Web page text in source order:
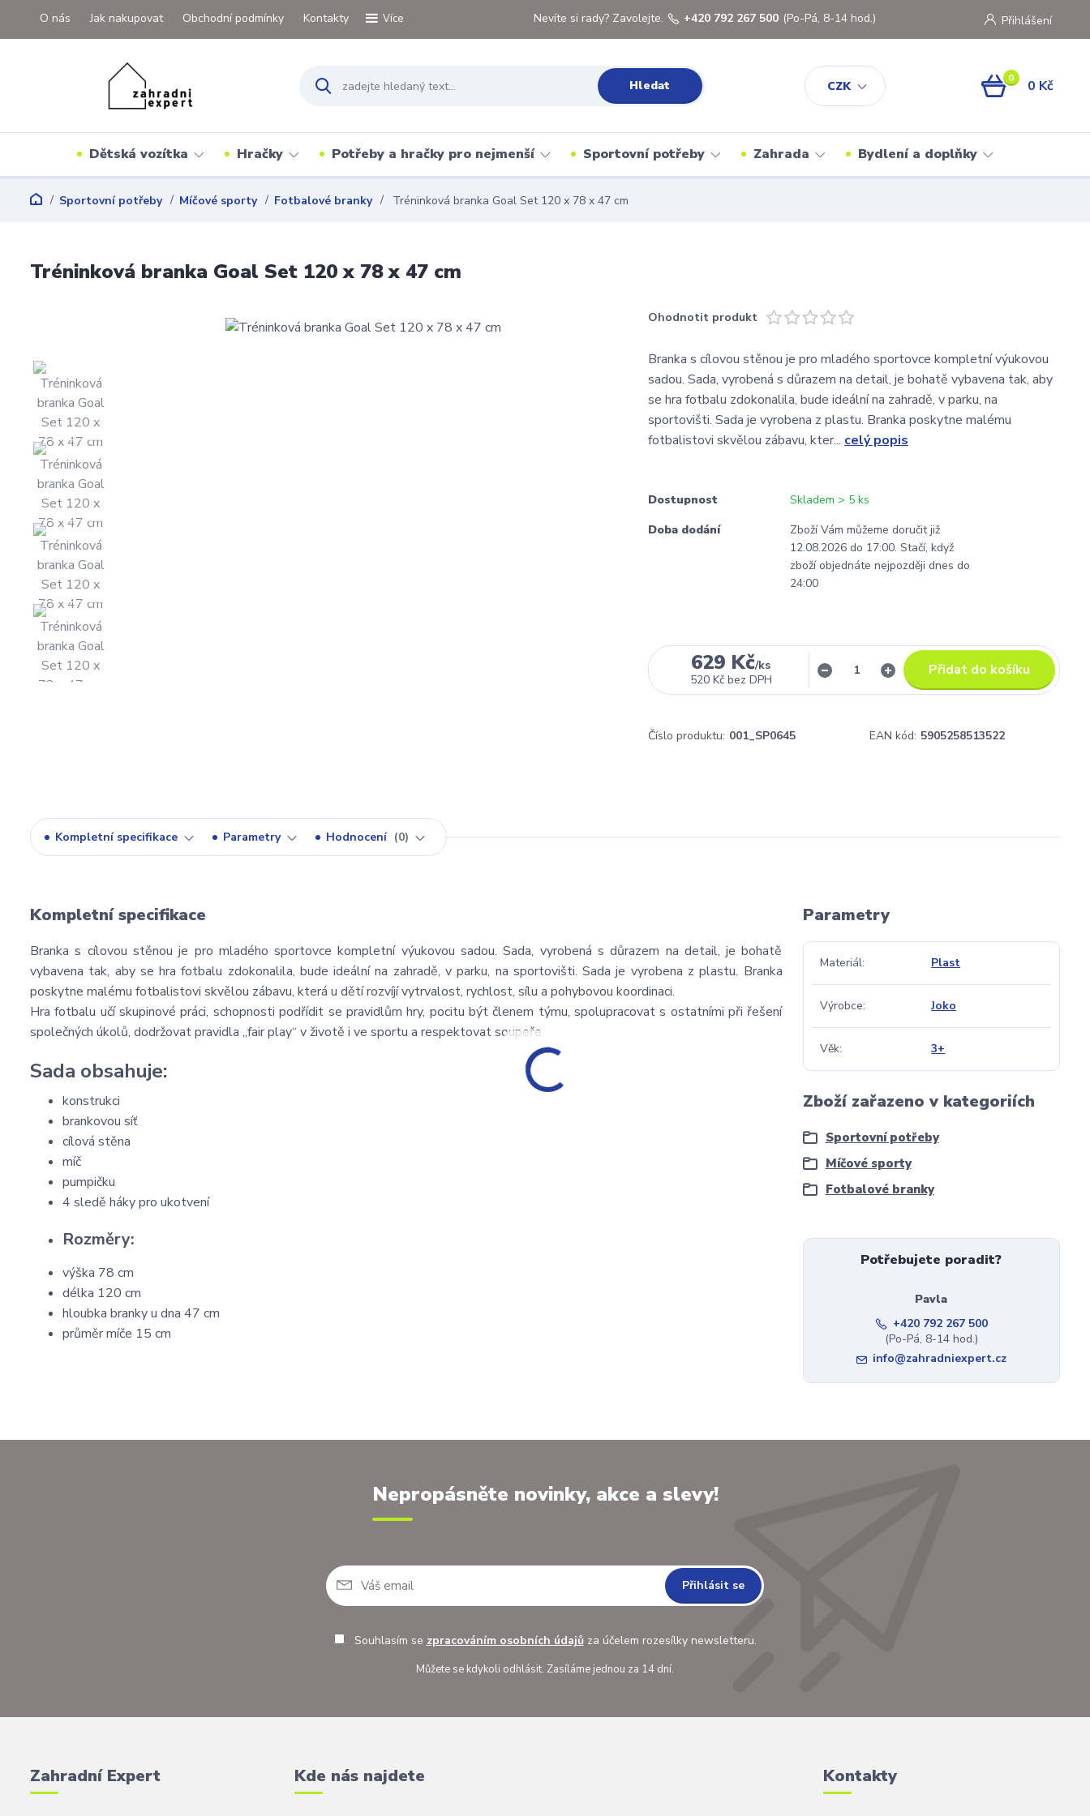
O nás Jak nakupovat Obchodní podmínky Kontakty Více
CZK
Přihlášení
Hledat
Nevíte si rady? Zavolejte. +420 792 267 500 (Po-Pá, 8-14 hod.)
0 0 Kč
Dětská vozítka Hračky Potřeby a hračky pro nejmenší Sportovní potřeby Zahrada Bydlení a doplňky
Sportovní potřeby Míčové sporty Fotbalové branky Tréninková branka Goal Set 120 x 78 x 47 cm
Tréninková branka Goal Set 120 x 78 x 47 cm
Ohodnotit produkt
Branka s cílovou stěnou je pro mladého sportovce kompletní výukovou
sadou. Sada, vyrobená s důrazem na detail, je bohatě vybavena tak, aby
se hra fotbalu zdokonalila, bude ideální na zahradě, v parku, na
sportovišti. Sada je vyrobena z plastu. Branka poskytne malému
fotbalistovi skvělou zábavu, kter... celý popis
Dostupnost
Skladem > 5 ks
Doba dodání
Zboží Vám můžeme doručit již
12.08.2026 do 17:00. Stačí, když
zboží objednáte nejpozději dnes do
24:00
629 Kč/ks
520 Kč bez DPH
Přidat do košíku
Číslo produktu: 001_SP0645 EAN kód: 5905258513522
Kompletní specifikace Parametry Hodnocení 0
Kompletní specifikace
Branka s cílovou stěnou je pro mladého sportovce kompletní výukovou sadou. Sada, vyrobená s důrazem na detail, je bohatě
vybavena tak, aby se hra fotbalu zdokonalila, bude ideální na zahradě, v parku, na sportovišti. Sada je vyrobena z plastu. Branka
poskytne malému fotbalistovi skvělou zábavu, která u dětí rozvíjí vytrvalost, rychlost, sílu a pohybovou koordinaci.
Hra fotbalu učí skupinové práci, schopnosti podřídit se pravidlům hry, pocitu být členem týmu, spolupracovat s ostatními při řešení
společných úkolů, dodržovat pravidla „fair play“ v životě i ve sportu a respektovat soupeře.
Sada obsahuje:
konstrukci
brankovou síť
cílová stěna
míč
pumpičku
4 sledě háky pro ukotvení
Rozměry:
výška 78 cm
délka 120 cm
hloubka branky u dna 47 cm
průměr míče 15 cm
Parametry
Materiál Plast
Výrobce Joko
Věk 3+
Zboží zařazeno v kategoriích
Sportovní potřeby
Míčové sporty
Fotbalové branky
Potřebujete poradit?
Pavla
+420 792 267 500
(Po-Pá, 8-14 hod.)
info@zahradniexpert.cz
Nepropásněte novinky, akce a slevy!
Přihlásit se
Souhlasím se zpracováním osobních údajůza účelem rozesílky newsletteru.
Můžete se kdykoli odhlásit. Zasíláme jednou za 14 dní.
Zahradní Expert Kde nás najdete Kontakty